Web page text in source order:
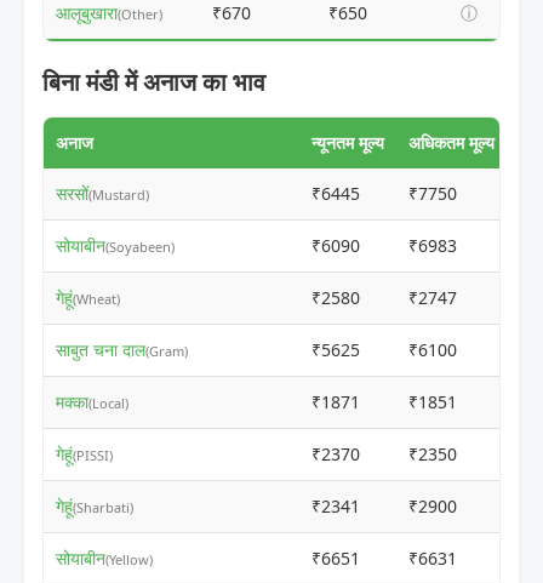
आलूबुखारा(Other) ₹670 ₹650 ⓘ
बिना मंडी में अनाज का भाव
अनाज न्यूनतम मूल्य अधिकतम मूल्य
सरसों(Mustard) ₹6445 ₹7750
सोयाबीन(Soyabeen) ₹6090 ₹6983
गेहूं(Wheat) ₹2580 ₹2747
साबुत चना दाल(Gram) ₹5625 ₹6100
मक्का(Local) ₹1871 ₹1851
गेहूं(PISSI) ₹2370 ₹2350
गेहूं(Sharbati) ₹2341 ₹2900
सोयाबीन(Yellow) ₹6651 ₹6631